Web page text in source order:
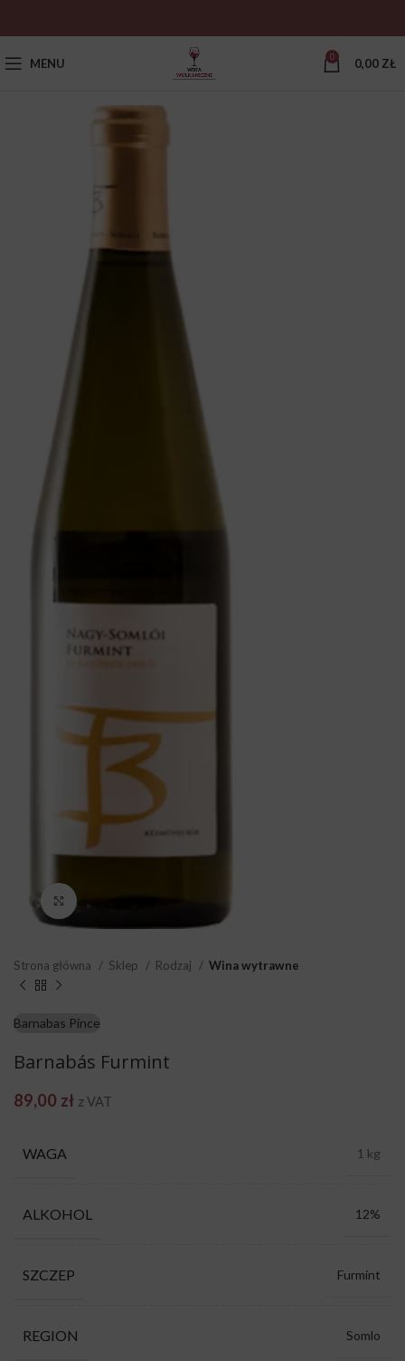
MENU 0 0,00 ZŁ
Strona główna Sklep Rodzaj Wina wytrawne
Barnabas Pince
Barnabás Furmint
89,00 zł z VAT
WAGA 1 kg
ALKOHOL 12%
SZCZEP Furmint
REGION Somlo